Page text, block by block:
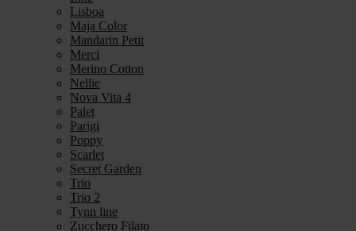
Lisboa
Maja Color
Mandarin Petit
Merci
Merino Cotton
Nellie
Nova Vita 4
Palet
Parigi
Poppy
Scarlet
Secret Garden
Trio
Trio 2
Tynn line
Zucchero Filato